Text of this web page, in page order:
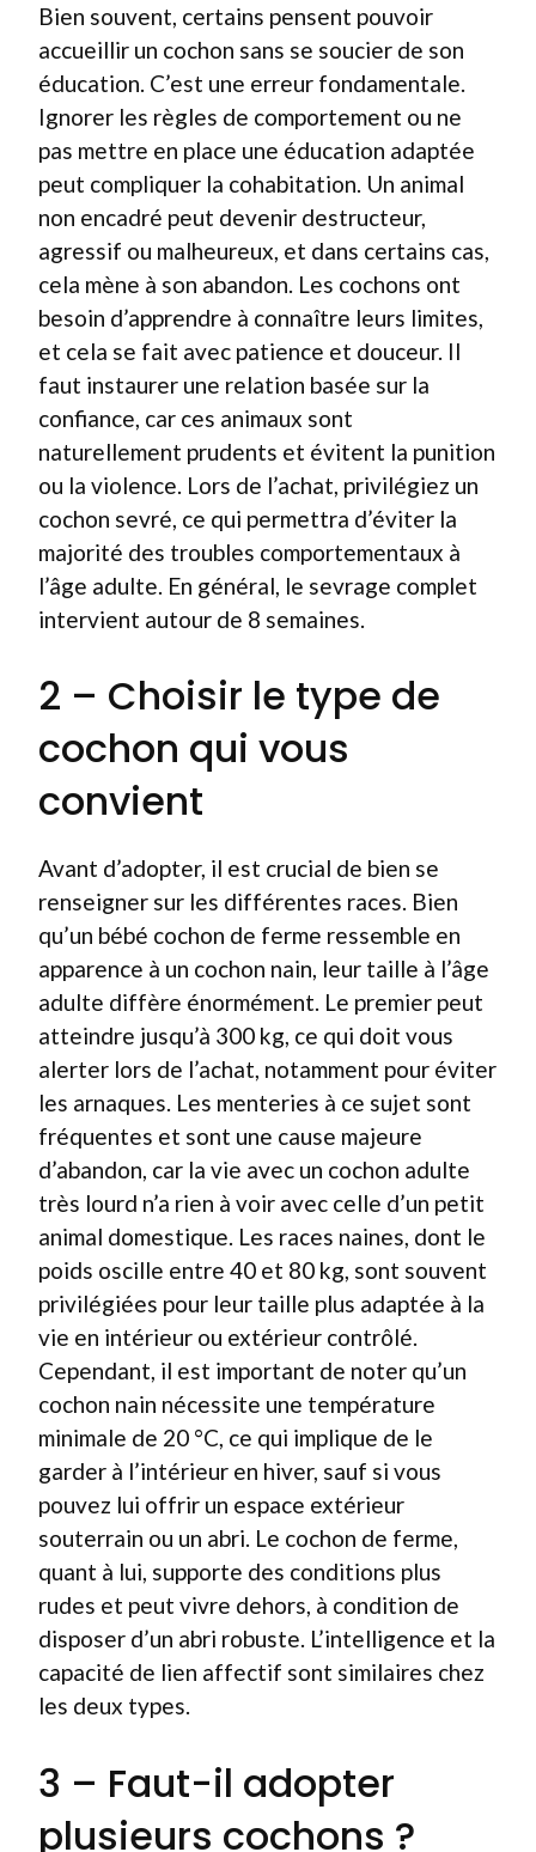
Bien souvent, certains pensent pouvoir
accueillir un cochon sans se soucier de son
éducation. C’est une erreur fondamentale.
Ignorer les règles de comportement ou ne
pas mettre en place une éducation adaptée
peut compliquer la cohabitation. Un animal
non encadré peut devenir destructeur,
agressif ou malheureux, et dans certains cas,
cela mène à son abandon. Les cochons ont
besoin d’apprendre à connaître leurs limites,
et cela se fait avec patience et douceur. Il
faut instaurer une relation basée sur la
confiance, car ces animaux sont
naturellement prudents et évitent la punition
ou la violence. Lors de l’achat, privilégiez un
cochon sevré, ce qui permettra d’éviter la
majorité des troubles comportementaux à
l’âge adulte. En général, le sevrage complet
intervient autour de 8 semaines.
2 – Choisir le type de
cochon qui vous
convient
Avant d’adopter, il est crucial de bien se
renseigner sur les différentes races. Bien
qu’un bébé cochon de ferme ressemble en
apparence à un cochon nain, leur taille à l’âge
adulte diffère énormément. Le premier peut
atteindre jusqu’à 300 kg, ce qui doit vous
alerter lors de l’achat, notamment pour éviter
les arnaques. Les menteries à ce sujet sont
fréquentes et sont une cause majeure
d’abandon, car la vie avec un cochon adulte
très lourd n’a rien à voir avec celle d’un petit
animal domestique. Les races naines, dont le
poids oscille entre 40 et 80 kg, sont souvent
privilégiées pour leur taille plus adaptée à la
vie en intérieur ou extérieur contrôlé.
Cependant, il est important de noter qu’un
cochon nain nécessite une température
minimale de 20 °C, ce qui implique de le
garder à l’intérieur en hiver, sauf si vous
pouvez lui offrir un espace extérieur
souterrain ou un abri. Le cochon de ferme,
quant à lui, supporte des conditions plus
rudes et peut vivre dehors, à condition de
disposer d’un abri robuste. L’intelligence et la
capacité de lien affectif sont similaires chez
les deux types.
3 – Faut-il adopter
plusieurs cochons ?